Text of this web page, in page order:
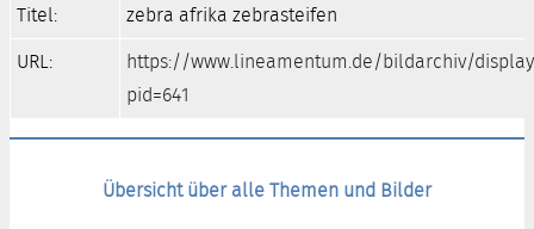
Titel:
zebra afrika zebrasteifen
URL:
https://www.lineamentum.de/bildarchiv/
pid=641
Übersicht über alle Themen und Bilder